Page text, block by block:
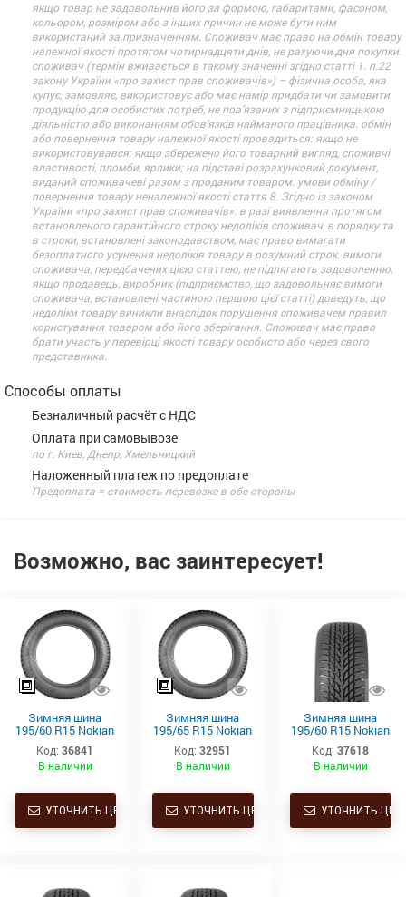
якщо товар не задовольнив його за формою, габаритами, фасоном,
кольором, розміром або з інших причин не може бути ним
використаний за призначенням. Споживач має право на обмін товару
належної якості протягом чотирнадцяти днів, не рахуючи дня покупки.
споживач (термін вживається в такому значенні згідно статті 1. п.22
закону України «про захист прав споживачів») – фізична особа, яка
купує, замовляє, використовує або має намір придбати чи замовити
продукцію для особистих потреб, не пов’язаних з підприємницькою
діяльністю або виконанням обов’язків найманого працівника. обмін
або повернення товару належної якості провадиться: якщо не
використовувався; якщо збережено його товарний вигляд, споживчі
властивості, пломби, ярлики; на підставі розрахунковий документ,
виданий споживачеві разом з проданим товаром. умови обміну /
повернення товару неналежної якості стаття 8. Згідно із законом
України «про захист прав споживачів»: в разі виявлення протягом
встановленого гарантійного строку недоліків споживач, в порядку та
в строки, встановлені законодавством, має право вимагати
безоплатного усунення недоліків товару в розумний строк. вимоги
споживача, передбачених цією статтею, не підлягають задоволенню,
якщо продавець, виробник (підприємство, що задовольняє вимоги
споживача, встановлені частиною першою цієї статті) доведуть, що
недоліки товару виникли внаслідок порушення споживачем правил
користування товаром або його зберігання. Споживач має право
брати участь у перевірці якості товару особисто або через свого
представника.
Способы оплаты
Безналичный расчёт с НДС
Оплата при самовывозе
по г. Киев, Днепр, Хмельницкий
Наложенный платеж по предоплате
Предоплата = стоимость перевозке в обе стороны
Возможно, вас заинтересует!
Зимняя шина
195/60 R15 Nokian
WR Snowproof 88T
Код: 36841
В наличии
УТОЧНИТЬ ЦЕНУ
Зимняя шина
195/65 R15 Nokian
WR Snowproof 91T
Код: 32951
В наличии
УТОЧНИТЬ ЦЕНУ
Зимняя шина
195/60 R15 Nokian
WR D4 XL 92Н
Код: 37618
В наличии
УТОЧНИТЬ